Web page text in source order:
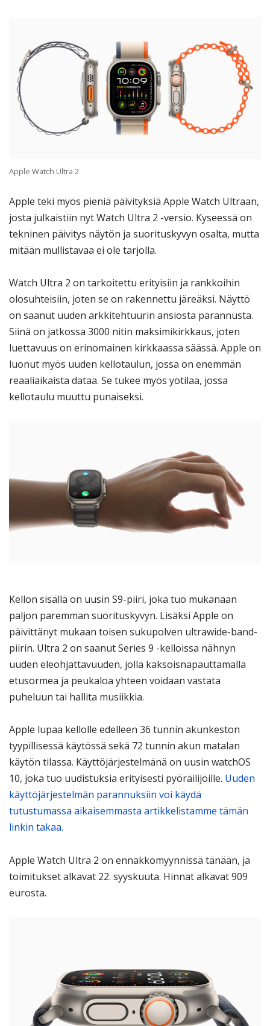
Apple Watch Ultra 2
Apple teki myös pieniä päivityksiä Apple Watch Ultraan,
josta julkaistiin nyt Watch Ultra 2 -versio. Kyseessä on
tekninen päivitys näytön ja suorituskyvyn osalta, mutta
mitään mullistavaa ei ole tarjolla.
Watch Ultra 2 on tarkoitettu erityisiin ja rankkoihin
olosuhteisiin, joten se on rakennettu järeäksi. Näyttö
on saanut uuden arkkitehtuurin ansiosta parannusta.
Siinä on jatkossa 3000 nitin maksimikirkkaus, joten
luettavuus on erinomainen kirkkaassa säässä. Apple on
luonut myös uuden kellotaulun, jossa on enemmän
reaaliaikaista dataa. Se tukee myös yötilaa, jossa
kellotaulu muuttu punaiseksi.
Kellon sisällä on uusin S9-piiri, joka tuo mukanaan
paljon paremman suorituskyvyn. Lisäksi Apple on
päivittänyt mukaan toisen sukupolven ultrawide-band-
piirin. Ultra 2 on saanut Series 9 -kelloissa nähnyn
uuden eleohjattavuuden, jolla kaksoisnapauttamalla
etusormea ja peukaloa yhteen voidaan vastata
puheluun tai hallita musiikkia.
Apple lupaa kellolle edelleen 36 tunnin akunkeston
tyypillisessä käytössä sekä 72 tunnin akun matalan
käytön tilassa. Käyttöjärjestelmänä on uusin watchOS
10, joka tuo uudistuksia erityisesti pyöräilijöille. Uuden
käyttöjärjestelmän parannuksiin voi käydä
tutustumassa aikaisemmasta artikkelistamme tämän
linkin takaa.
Apple Watch Ultra 2 on ennakkomyynnissä tänään, ja
toimitukset alkavat 22. syyskuuta. Hinnat alkavat 909
eurosta.